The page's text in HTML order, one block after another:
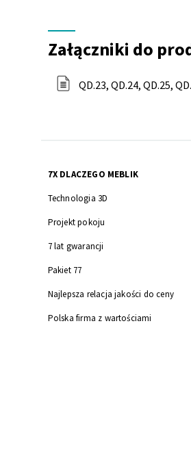
do
produktu
Załączniki do
QD.23, QD.24, QD.25,
7X DLACZEGO MEBLIK
Technologia 3D
Projekt pokoju
7 lat gwarancji
Pakiet 77
Najlepsza relacja jakości do ceny
Polska firma z wartościami